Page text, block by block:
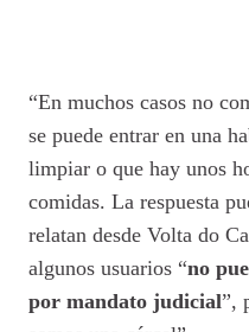
“En muchos casos no
se puede entrar en una
limpiar o que hay unos
comidas. La respuesta
relatan desde Volta do
algunos usuarios “no
por mandato judicial”,